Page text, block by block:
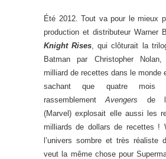
Été 2012. Tout va pour le mieux
production et distributeur Warner
Knight Rises , qui clôturait la
Batman par Christopher
milliard de recettes dans le monde
sachant que quatre
rassemblement Avengers de la
(Marvel) explosait elle aussi les
milliards de dollars de recettes !
l’univers sombre et très réaliste
veut la même chose pour